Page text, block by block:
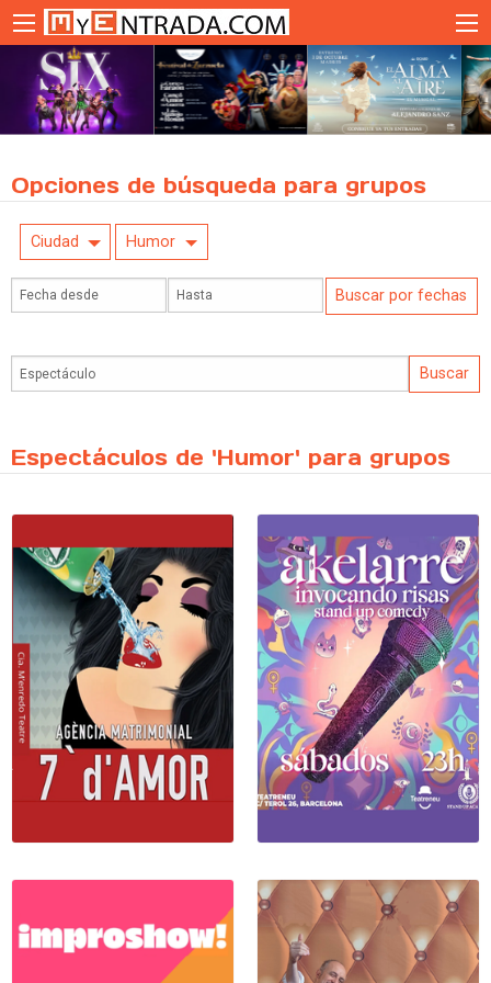
Opciones de búsqueda para grupos
Ciudad Humor
Espectáculos de 'Humor' para grupos